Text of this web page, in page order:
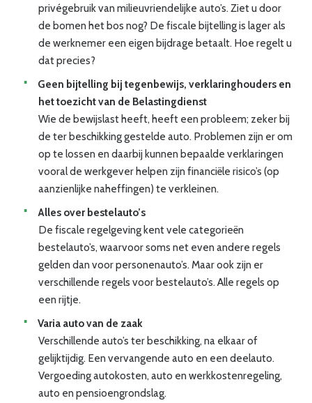
privégebruik van milieuvriendelijke auto’s. Ziet u door
de bomen het bos nog? De fiscale bijtelling is lager als
de werknemer een eigen bijdrage betaalt. Hoe regelt u
dat precies?
Geen bijtelling bij tegenbewijs, verklaringhouders en
het toezicht van de Belastingdienst
Wie de bewijslast heeft, heeft een probleem; zeker bij
de ter beschikking gestelde auto. Problemen zijn er om
op te lossen en daarbij kunnen bepaalde verklaringen
vooral de werkgever helpen zijn financiële risico’s (op
aanzienlijke naheffingen) te verkleinen.
Alles over bestelauto’s
De fiscale regelgeving kent vele categorieën
bestelauto’s, waarvoor soms net even andere regels
gelden dan voor personenauto’s. Maar ook zijn er
verschillende regels voor bestelauto’s. Alle regels op
een rijtje.
Varia auto van de zaak
Verschillende auto’s ter beschikking, na elkaar of
gelijktijdig. Een vervangende auto en een deelauto.
Vergoeding autokosten, auto en werkkostenregeling,
auto en pensioengrondslag.